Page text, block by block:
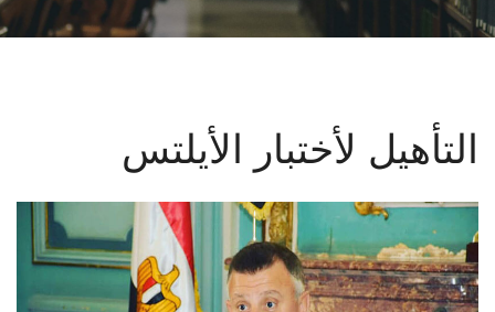
البحث العلمي
المراكز والوحدات
الأنظمة الذكية
التأهيل لأختبار الأيلتس